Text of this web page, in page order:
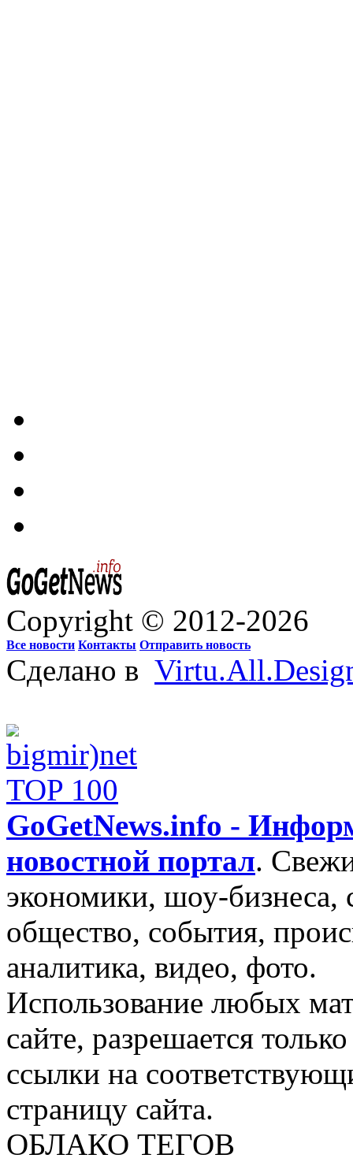
Copyright © 2012-2026
Все новости Контакты Отправить новость
Сделано в
GoGetNews.info -
новостной портал.
экономики, шоу-бизнеса,
общество, события,
аналитика, видео, фото.
Использование любых
сайте, разрешается
ссылки на
страницу сайта.
ОБЛАКО ТЕГОВ